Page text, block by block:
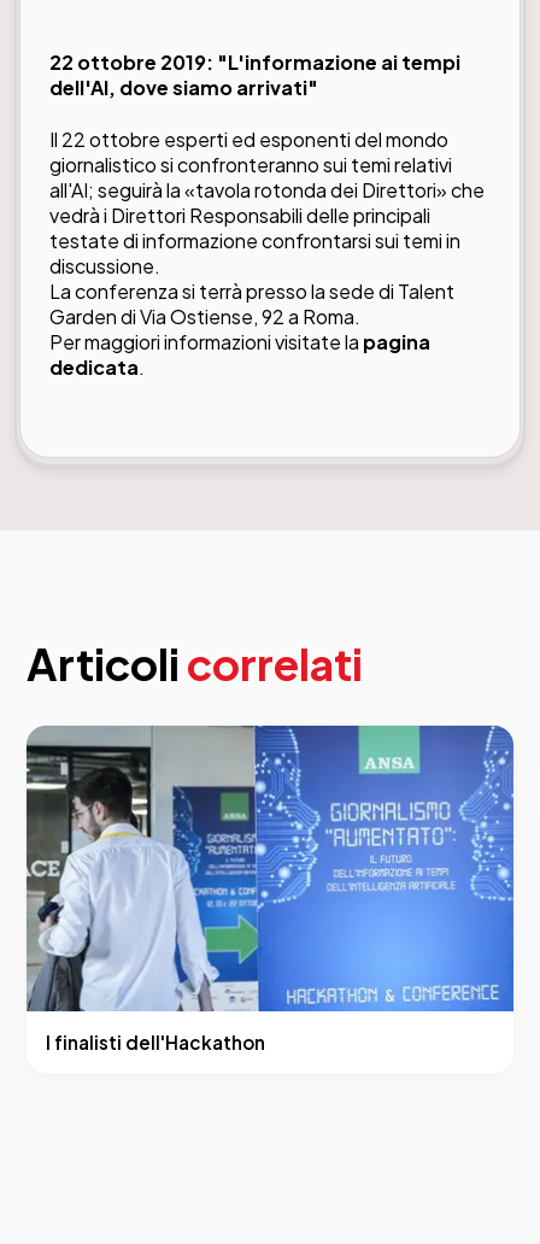
22 ottobre 2019: "L'informazione ai tempi
dell'AI, dove siamo arrivati"
Il 22 ottobre esperti ed esponenti del mondo
giornalistico si confronteranno sui temi relativi
all'AI; seguirà la «tavola rotonda dei Direttori» che
vedrà i Direttori Responsabili delle principali
testate di informazione confrontarsi sui temi in
discussione.
La conferenza si terrà presso la sede di Talent
Garden di Via Ostiense, 92 a Roma.
Per maggiori informazioni visitate la pagina
dedicata.
Articoli correlati
I finalisti dell'Hackathon